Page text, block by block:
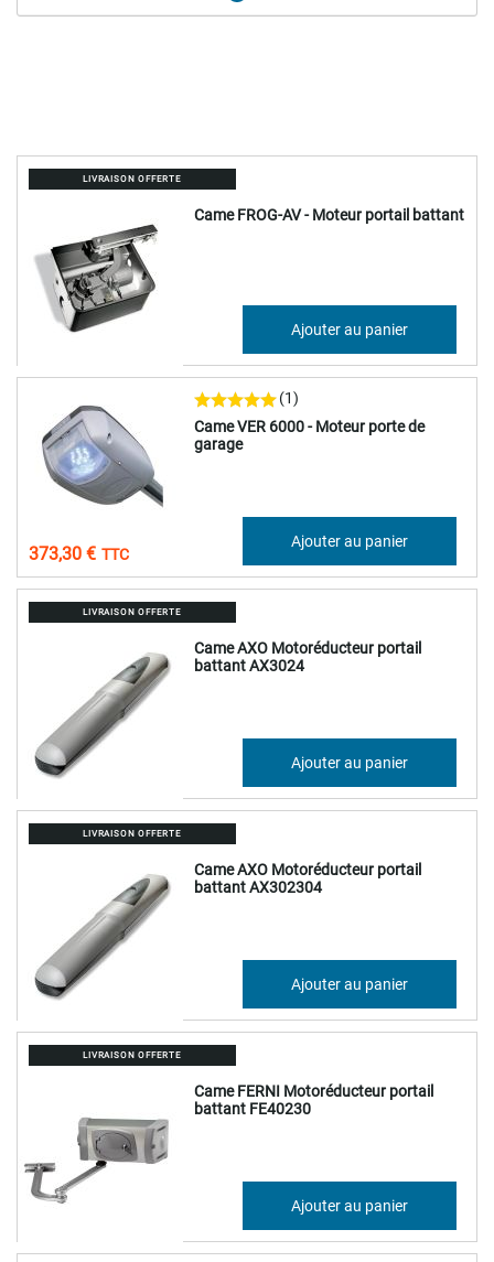
LIVRAISON OFFERTE
Came FROG-AV - Moteur portail battant
631,13 € Ajouter au panier
Came VER 6000 - Moteur porte de
garage
(1)
373,30 €
Ajouter au panier
LIVRAISON OFFERTE
Came AXO Motoréducteur portail
battant AX3024
836,82 €
697,35 € Ajouter au panier
LIVRAISON OFFERTE
Came AXO Motoréducteur portail
battant AX302304
802,14 €
668,45 € Ajouter au panier
LIVRAISON OFFERTE
Came FERNI Motoréducteur portail
battant FE40230
912,13 € Ajouter au panier